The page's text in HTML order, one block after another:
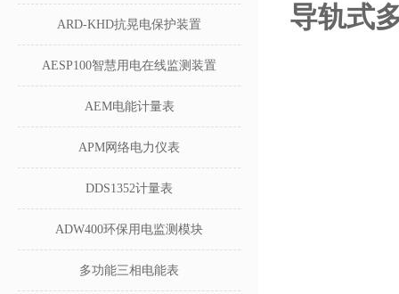
ARD-KHD抗晃电保护装置
AESP100智慧用电在线监测装置
AEM电能计量表
APM网络电力仪表
DDS1352计量表
ADW400环保用电监测模块
多功能三相电能表
导轨式